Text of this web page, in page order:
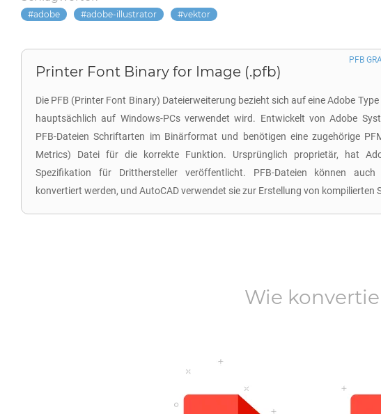
adobe adobe-illustrator vektor
Printer Font Binary for Image (.pfb)
Die PFB (Printer Font Binary) Dateierweiterung bezieht sich auf eine Adobe
hauptsächlich auf Windows-PCs verwendet wird. Entwickelt von Adobe
PFB-Dateien Schriftarten im Binärformat und benötigen eine zugehörige
Metrics) Datei für die korrekte Funktion. Ursprünglich proprietär, hat
Spezifikation für Dritthersteller veröffentlicht. PFB-Dateien können auch
konvertiert werden, und AutoCAD verwendet sie zur Erstellung von kompilierten
PFB
Wie